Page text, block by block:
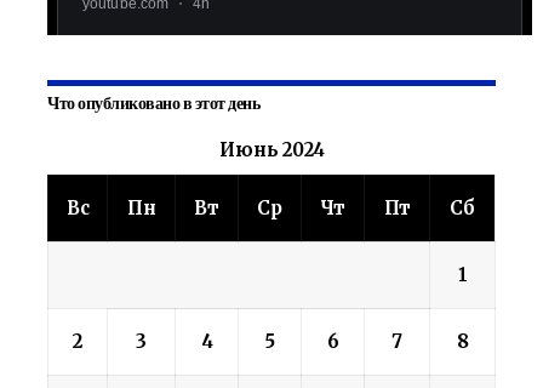
Что опубликовано в этот день
Июнь 2024
Вс Пн Вт Ср Чт Пт Сб
1
2 3 4 5 6 7 8